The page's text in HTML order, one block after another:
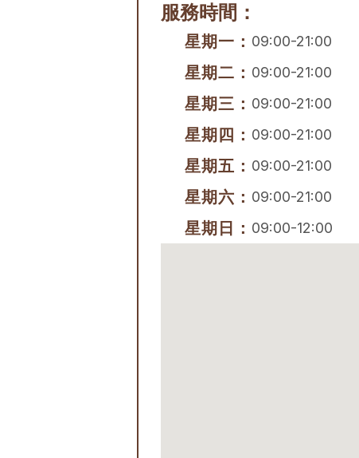
服務時間：
星期一： 09:00-21:00
星期二： 09:00-21:00
星期三： 09:00-21:00
星期四： 09:00-21:00
星期五： 09:00-21:00
星期六： 09:00-21:00
星期日： 09:00-12:00